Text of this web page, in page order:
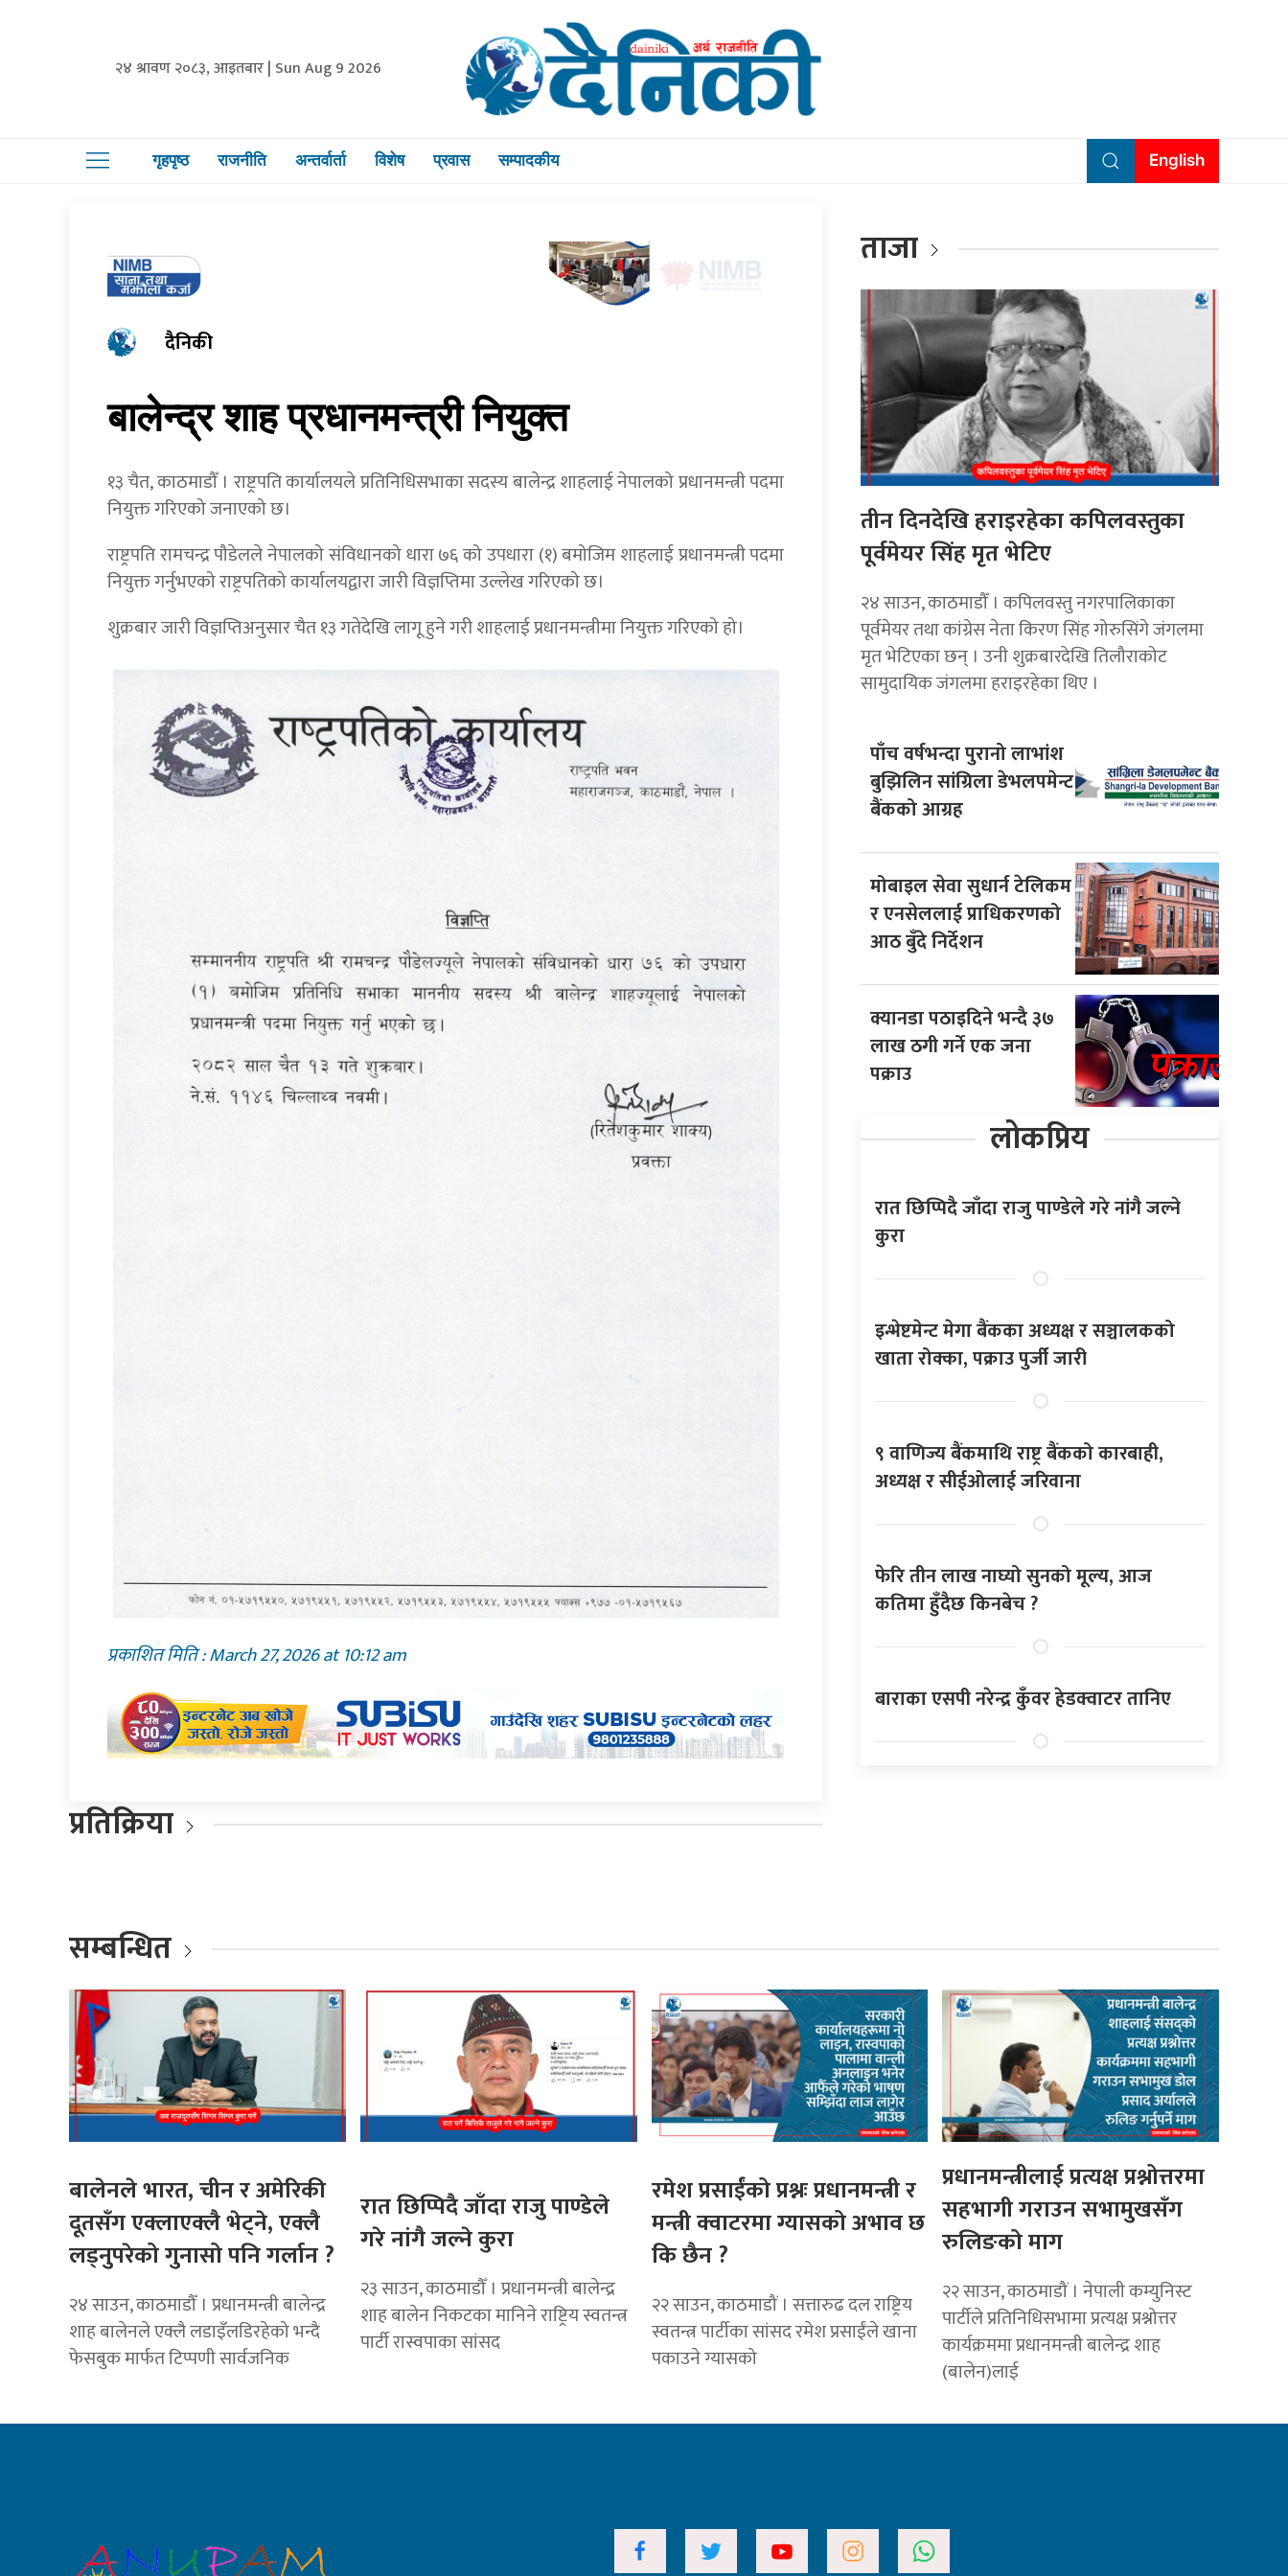
२४ श्रावण २०८३, आइतबार | Sun Aug 9 2026
गृहपृष्ठ राजनीति अन्तर्वार्ता विशेष प्रवास सम्पादकीय English
दैनिकी
बालेन्द्र शाह प्रधानमन्त्री नियुक्त
१३ चैत, काठमाडौँ । राष्ट्रपति कार्यालयले प्रतिनिधिसभाका सदस्य बालेन्द्र शाहलाई नेपालको प्रधानमन्त्री पदमा
नियुक्त गरिएको जनाएको छ।
राष्ट्रपति रामचन्द्र पौडेलले नेपालको संविधानको धारा ७६ को उपधारा (१) बमोजिम शाहलाई प्रधानमन्त्री पदमा
नियुक्त गर्नुभएको राष्ट्रपतिको कार्यालयद्वारा जारी विज्ञप्तिमा उल्लेख गरिएको छ।
शुक्रबार जारी विज्ञप्तिअनुसार चैत १३ गतेदेखि लागू हुने गरी शाहलाई प्रधानमन्त्रीमा नियुक्त गरिएको हो।
प्रकाशित मिति : March 27, 2026 at 10:12 am
प्रतिक्रिया
ताजा
तीन दिनदेखि हराइरहेका कपिलवस्तुका
पूर्वमेयर सिंह मृत भेटिए
२४ साउन, काठमाडौँ । कपिलवस्तु नगरपालिकाका
पूर्वमेयर तथा कांग्रेस नेता किरण सिंह गोरुसिंगे जंगलमा
मृत भेटिएका छन् । उनी शुक्रबारदेखि तिलौराकोट
सामुदायिक जंगलमा हराइरहेका थिए ।
पाँच वर्षभन्दा पुरानो लाभांश
बुझिलिन सांग्रिला डेभलपमेन्ट
बैंकको आग्रह
मोबाइल सेवा सुधार्न टेलिकम
र एनसेललाई प्राधिकरणको
आठ बुँदे निर्देशन
क्यानडा पठाइदिने भन्दै ३७
लाख ठगी गर्ने एक जना
पक्राउ
लोकप्रिय
रात छिप्पिदै जाँदा राजु पाण्डेले गरे नांगै जल्ने
कुरा
इन्भेष्टमेन्ट मेगा बैंकका अध्यक्ष र सञ्चालकको
खाता रोक्का, पक्राउ पुर्जी जारी
९ वाणिज्य बैंकमाथि राष्ट्र बैंकको कारबाही,
अध्यक्ष र सीईओलाई जरिवाना
फेरि तीन लाख नाघ्यो सुनको मूल्य, आज
कतिमा हुँदैछ किनबेच ?
बाराका एसपी नरेन्द्र कुँवर हेडक्वाटर तानिए
सम्बन्धित
बालेनले भारत, चीन र अमेरिकी
दूतसँग एक्लाएक्लै भेट्ने, एक्लै
लड्नुपरेको गुनासो पनि गर्लान ?
२४ साउन, काठमाडौँ । प्रधानमन्त्री बालेन्द्र
शाह बालेनले एक्लै लडाइँलडिरहेको भन्दै
फेसबुक मार्फत टिप्पणी सार्वजनिक
रात छिप्पिदै जाँदा राजु पाण्डेले
गरे नांगै जल्ने कुरा
२३ साउन, काठमाडौँ । प्रधानमन्त्री बालेन्द्र
शाह बालेन निकटका मानिने राष्ट्रिय स्वतन्त्र
पार्टी रास्वपाका सांसद
रमेश प्रसाईंको प्रश्नः प्रधानमन्त्री र
मन्त्री क्वाटरमा ग्यासको अभाव छ
कि छैन ?
२२ साउन, काठमाडौं । सत्तारुढ दल राष्ट्रिय
स्वतन्त्र पार्टीका सांसद रमेश प्रसाईंले खाना
पकाउने ग्यासको
प्रधानमन्त्रीलाई प्रत्यक्ष प्रश्नोत्तरमा
सहभागी गराउन सभामुखसँग
रुलिङको माग
२२ साउन, काठमाडौं । नेपाली कम्युनिस्ट
पार्टीले प्रतिनिधिसभामा प्रत्यक्ष प्रश्नोत्तर
कार्यक्रममा प्रधानमन्त्री बालेन्द्र शाह
(बालेन)लाई